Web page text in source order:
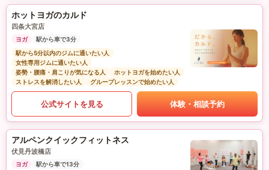
ホットヨガのカルド
四条大宮店
ヨガ
駅から車で3分
駅から5分以内のジムに通いたい人
女性専用ジムに通いたい人
姿勢・腰痛・肩こりが気になる人
ホットヨガを始めたい人
ストレスを解消したい人
グループレッスンで始めたい人
公式サイトを見る 体験・相談予約
アルペンクイックフィットネス
伏見丹波橋店
ヨガ 駅から車で13分